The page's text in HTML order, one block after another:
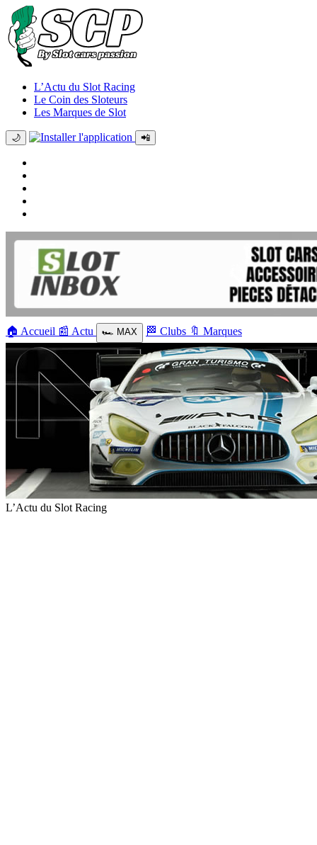
L’Actu du Slot Racing
Le Coin des Sloteurs
Les Marques de Slot
🌙 📲
🏠 Accueil 📰 Actu 🏎️ MAX 🏁 Clubs 🔖 Marques
L’Actu du Slot Racing